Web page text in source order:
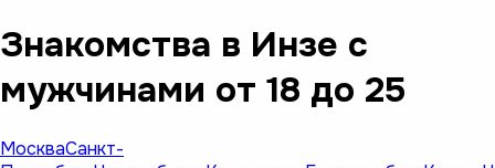
Знакомства в Инзе с
мужчинами от 18 до 25
МоскваСанкт-